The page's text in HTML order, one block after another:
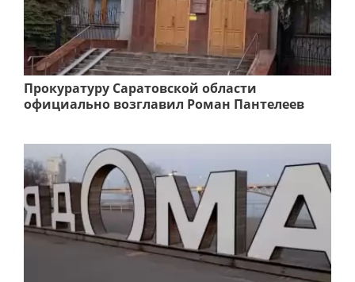
Прокуратуру Саратовской области
официально возглавил Роман Пантелеев